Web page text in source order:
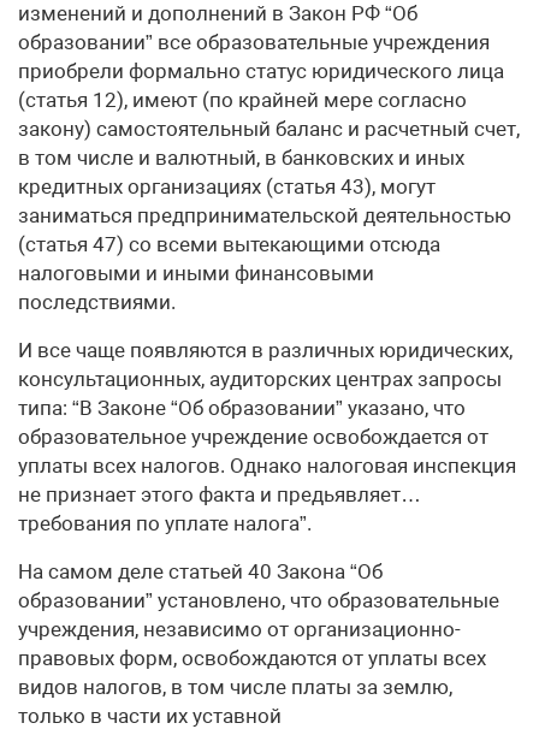
изменений и дополнений в Закон РФ “Об
образовании” все образовательные учреждения
приобрели формально статус юридического лица
(статья 12), имеют (по крайней мере согласно
закону) самостоятельный баланс и расчетный счет,
в том числе и валютный, в банковских и иных
кредитных организациях (статья 43), могут
заниматься предпринимательской деятельностью
(статья 47) со всеми вытекающими отсюда
налоговыми и иными финансовыми
последствиями.
И все чаще появляются в различных юридических,
консультационных, аудиторских центрах запросы
типа: “В Законе “Об образовании” указано, что
образовательное учреждение освобождается от
уплаты всех налогов. Однако налоговая инспекция
не признает этого факта и предьявляет…
требования по уплате налога”.
На самом деле статьей 40 Закона “Об
образовании” установлено, что образовательные
учреждения, независимо от организационно-
правовых форм, освобождаются от уплаты всех
видов налогов, в том числе платы за землю,
только в части их уставной